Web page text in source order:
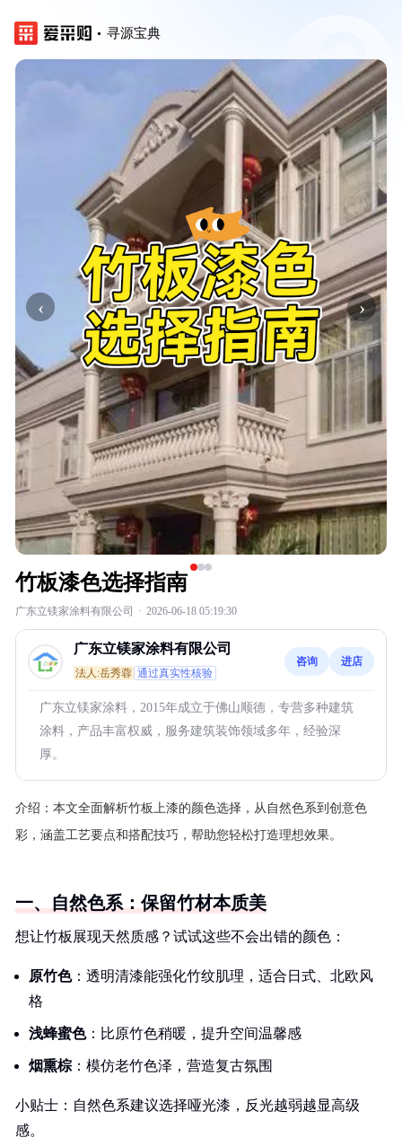
寻源宝典
‹ ›
竹板漆色选择指南
广东立镁家涂料有限公司 · 2026-06-18 05:19:30
广东立镁家涂料有限公司
法人:岳秀蓉 通过真实性核验
咨询 进店
广东立镁家涂料，2015年成立于佛山顺德，专营多种建筑
涂料，产品丰富权威，服务建筑装饰领域多年，经验深
厚。
介绍： 本文全面解析竹板上漆的颜色选择，从自然色系到创意色
彩，涵盖工艺要点和搭配技巧，帮助您轻松打造理想效果。
一、自然色系：保留竹材本质美
想让竹板展现天然质感？试试这些不会出错的颜色：
原竹色：透明清漆能强化竹纹肌理，适合日式、北欧风
格
浅蜂蜜色：比原竹色稍暖，提升空间温馨感
烟熏棕 ：模仿老竹色泽，营造复古氛围
小贴士：自然色系建议选择哑光漆，反光越弱越显高级
感。